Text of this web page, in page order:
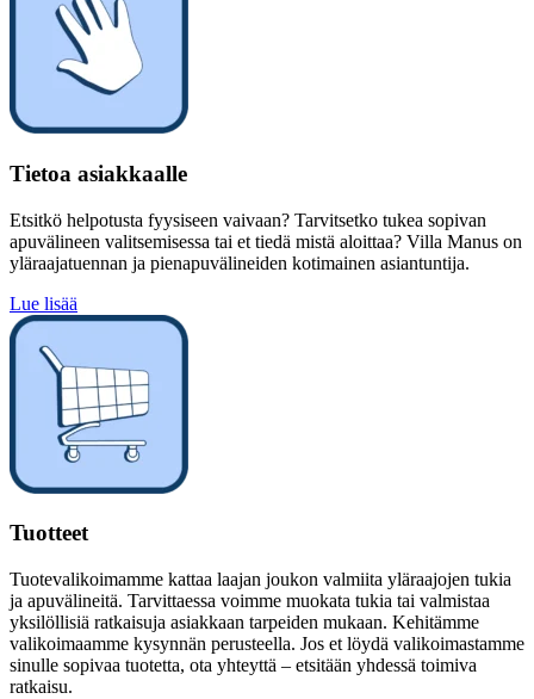
Tietoa asiakkaalle
Etsitkö helpotusta fyysiseen vaivaan? Tarvitsetko tukea sopivan
apuvälineen valitsemisessa tai et tiedä mistä aloittaa? Villa Manus on
yläraajatuennan ja pienapuvälineiden kotimainen asiantuntija.
Lue lisää
Tuotteet
Tuotevalikoimamme kattaa laajan joukon valmiita yläraajojen tukia
ja apuvälineitä. Tarvittaessa voimme muokata tukia tai valmistaa
yksilöllisiä ratkaisuja asiakkaan tarpeiden mukaan. Kehitämme
valikoimaamme kysynnän perusteella. Jos et löydä valikoimastamme
sinulle sopivaa tuotetta, ota yhteyttä – etsitään yhdessä toimiva
ratkaisu.